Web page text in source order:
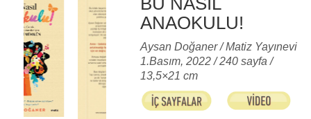
ANAOKULU!
Aysan Doğaner / Matiz Yayınevi
1.Basım, 2022 / 240 sayfa /
13,5×21 cm